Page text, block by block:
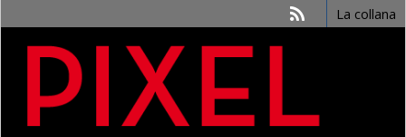
La collana